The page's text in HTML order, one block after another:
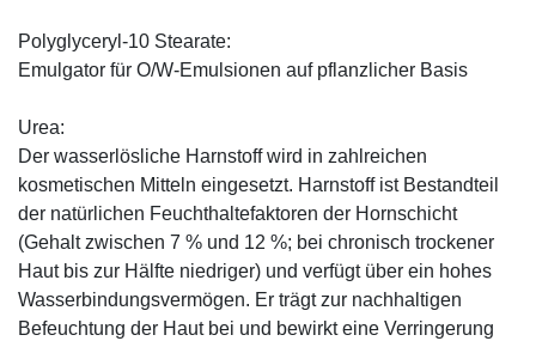
Polyglyceryl-10 Stearate:
Emulgator für O/W-Emulsionen auf pflanzlicher Basis
Urea:
Der wasserlösliche Harnstoff wird in zahlreichen
kosmetischen Mitteln eingesetzt. Harnstoff ist Bestandteil
der natürlichen Feuchthaltefaktoren der Hornschicht
(Gehalt zwischen 7 % und 12 %; bei chronisch trockener
Haut bis zur Hälfte niedriger) und verfügt über ein hohes
Wasserbindungsvermögen. Er trägt zur nachhaltigen
Befeuchtung der Haut bei und bewirkt eine Verringerung